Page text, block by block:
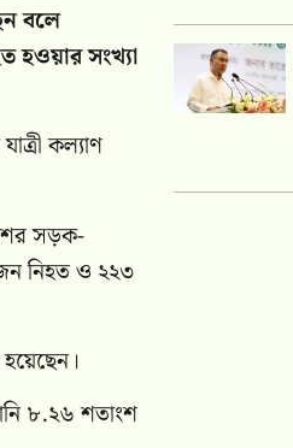
বলে
হওয়ার সংখ্যা
কল্যাণ
সড়ক-
নিহত ও ২২৩
৮.২৬ শতাংশ